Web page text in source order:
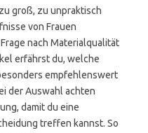
groß, zu unpraktisch
von Frauen
nach Materialqualität
erfährst du, welche
empfehlenswert
der Auswahl achten
damit du eine
treffen kannst. So